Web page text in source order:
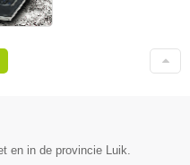
en in de provincie Luik.